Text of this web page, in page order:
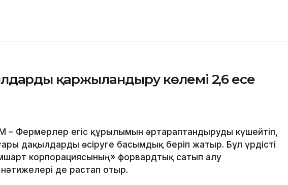
қаржыландыру көлемі 2,6 есе
– Фермерлер егіс құрылымын әртараптандыруды күшейтіп,
дақылдарды өсіруге басымдық беріп жатыр. Бұл үрдісті
корпорациясының» форвардтық сатып алу
де растап отыр.